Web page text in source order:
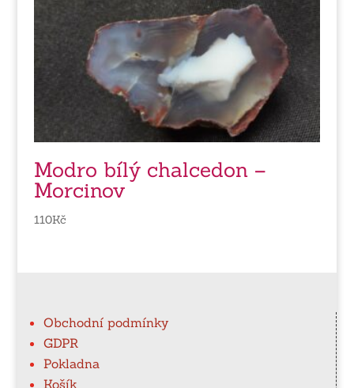
Modro bílý chalcedon –
Morcinov
110Kč
Obchodní podmínky
GDPR
Pokladna
Košík